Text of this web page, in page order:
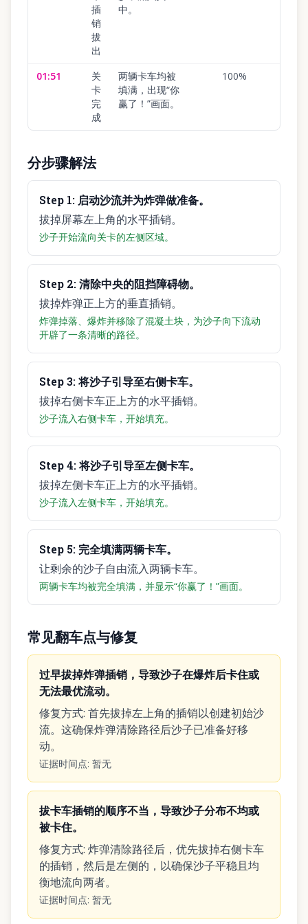
插
销
拔
出
中。
01:51
关
卡
完
成
两辆卡车均被
填满，出现“你
赢了！”画面。
100%
分步骤解法
Step 1: 启动沙流并为炸弹做准备。
拔掉屏幕左上角的水平插销。
沙子开始流向关卡的左侧区域。
Step 2:清除中央的阻挡障碍物。
拔掉炸弹正上方的垂直插销。
炸弹掉落、爆炸并移除了混凝土块，为沙子向下流动
开辟了一条清晰的路径。
Step3:将沙子引导至右侧卡车。
拔掉右侧卡车正上方的水平插销。
沙子流入右侧卡车，开始填充。
Step4:将沙子引导至左侧卡车。
拔掉左侧卡车正上方的水平插销。
沙子流入左侧卡车，开始填充。
Step 5: 完全填满两辆卡车。
让剩余的沙子自由流入两辆卡车。
两辆卡车均被完全填满，并显示“你赢了！”画面。
常见翻车点与修复
过早拔掉炸弹插销，导致沙子在爆炸后卡住或
无法最优流动。
修复方式: 首先拔掉左上角的插销以创建初始沙
流。这确保炸弹清除路径后沙子已准备好移
动。
证据时间点: 暂无
拔卡车插销的顺序不当，导致沙子分布不均或
被卡住。
修复方式: 炸弹清除路径后，优先拔掉右侧卡车
的插销，然后是左侧的，以确保沙子平稳且均
衡地流向两者。
证据时间点: 暂无